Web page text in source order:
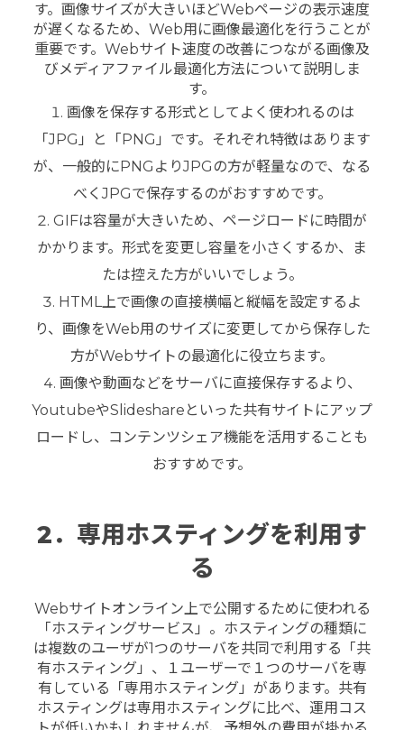
す。画像サイズが大きいほどWebページの表示速度
が遅くなるため、Web用に画像最適化を行うことが
重要です。Webサイト速度の改善につながる画像及
びメディアファイル最適化方法について説明しま
す。
画像を保存する形式としてよく使われるのは
「JPG」と「PNG」です。それぞれ特徴はあります
が、一般的にPNGよりJPGの方が軽量なので、なる
べくJPGで保存するのがおすすめです。
GIFは容量が大きいため、ページロードに時間が
かかります。形式を変更し容量を小さくするか、ま
たは控えた方がいいでしょう。
HTML上で画像の直接横幅と縦幅を設定するよ
り、画像をWeb用のサイズに変更してから保存した
方がWebサイトの最適化に役立ちます。
画像や動画などをサーバに直接保存するより、
YoutubeやSlideshareといった共有サイトにアップ
ロードし、コンテンツシェア機能を活用することも
おすすめです。
2．専用ホスティングを利用す
る
Webサイトオンライン上で公開するために使われる
「ホスティングサービス」。ホスティングの種類に
は複数のユーザが1つのサーバを共同で利用する「共
有ホスティング」、１ユーザーで１つのサーバを専
有している「専用ホスティング」があります。共有
ホスティングは専用ホスティングに比べ、運用コス